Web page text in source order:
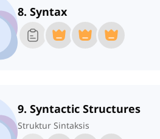
8. Syntax
9. Syntactic Structures
Struktur Sintaksis